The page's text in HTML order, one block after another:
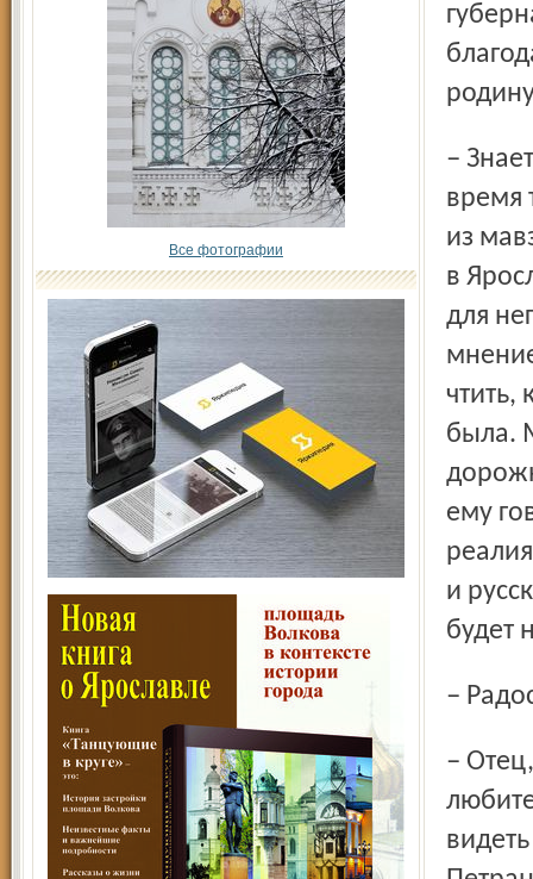
Все фотографии
– Знаете, я не политик, я спортсмен. Сегодня, видимо,
время
из
в
для
была.
ему
и
будет
–
– Отец, его зовут Любомир, немного играл в футбол, но на